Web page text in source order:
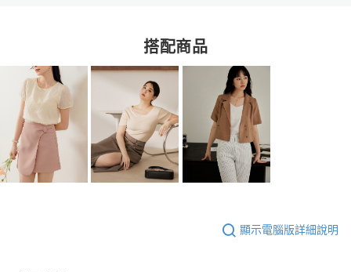
搭配商品
顯示電腦版詳細說明